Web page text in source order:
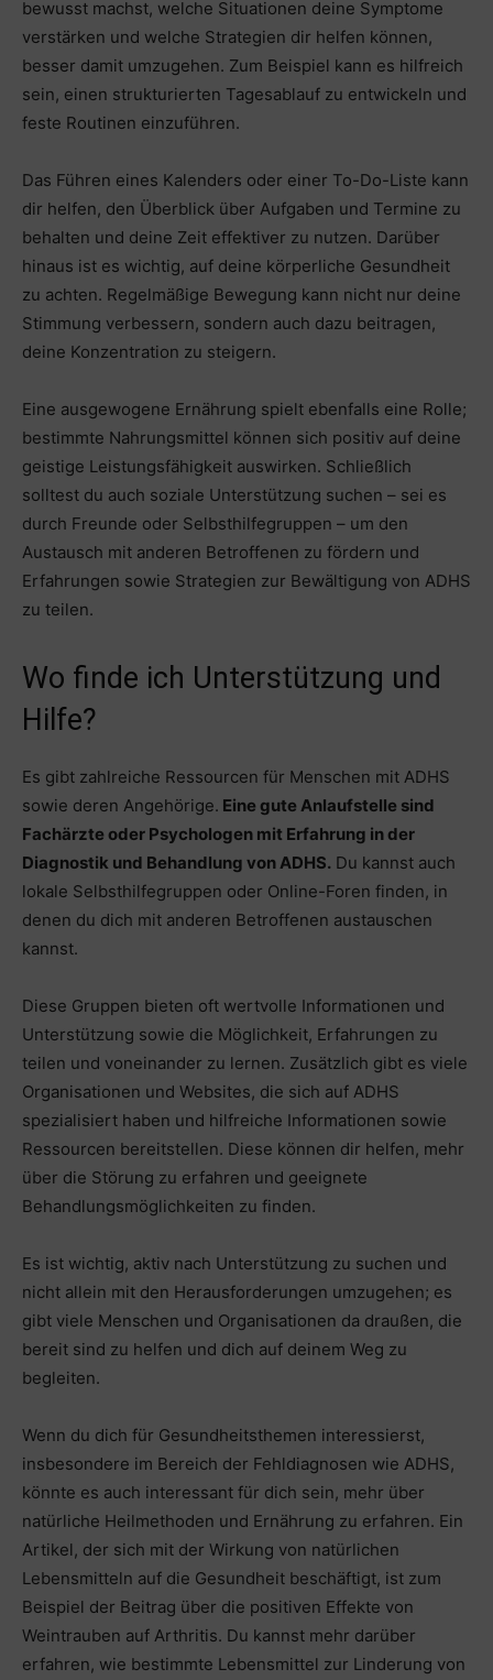
bewusst machst, welche Situationen deine Symptome
verstärken und welche Strategien dir helfen können,
besser damit umzugehen. Zum Beispiel kann es hilfreich
sein, einen strukturierten Tagesablauf zu entwickeln und
feste Routinen einzuführen.
Das Führen eines Kalenders oder einer To-Do-Liste kann
dir helfen, den Überblick über Aufgaben und Termine zu
behalten und deine Zeit effektiver zu nutzen. Darüber
hinaus ist es wichtig, auf deine körperliche Gesundheit
zu achten. Regelmäßige Bewegung kann nicht nur deine
Stimmung verbessern, sondern auch dazu beitragen,
deine Konzentration zu steigern.
Eine ausgewogene Ernährung spielt ebenfalls eine Rolle;
bestimmte Nahrungsmittel können sich positiv auf deine
geistige Leistungsfähigkeit auswirken. Schließlich
solltest du auch soziale Unterstützung suchen – sei es
durch Freunde oder Selbsthilfegruppen – um den
Austausch mit anderen Betroffenen zu fördern und
Erfahrungen sowie Strategien zur Bewältigung von ADHS
zu teilen.
Wo finde ich Unterstützung und
Hilfe?
Es gibt zahlreiche Ressourcen für Menschen mit ADHS
sowie deren Angehörige. Eine gute Anlaufstelle sind
Fachärzte oder Psychologen mit Erfahrung in der
Diagnostik und Behandlung von ADHS. Du kannst auch
lokale Selbsthilfegruppen oder Online-Foren finden, in
denen du dich mit anderen Betroffenen austauschen
kannst.
Diese Gruppen bieten oft wertvolle Informationen und
Unterstützung sowie die Möglichkeit, Erfahrungen zu
teilen und voneinander zu lernen. Zusätzlich gibt es viele
Organisationen und Websites, die sich auf ADHS
spezialisiert haben und hilfreiche Informationen sowie
Ressourcen bereitstellen. Diese können dir helfen, mehr
über die Störung zu erfahren und geeignete
Behandlungsmöglichkeiten zu finden.
Es ist wichtig, aktiv nach Unterstützung zu suchen und
nicht allein mit den Herausforderungen umzugehen; es
gibt viele Menschen und Organisationen da draußen, die
bereit sind zu helfen und dich auf deinem Weg zu
begleiten.
Wenn du dich für Gesundheitsthemen interessierst,
insbesondere im Bereich der Fehldiagnosen wie ADHS,
könnte es auch interessant für dich sein, mehr über
natürliche Heilmethoden und Ernährung zu erfahren. Ein
Artikel, der sich mit der Wirkung von natürlichen
Lebensmitteln auf die Gesundheit beschäftigt, ist zum
Beispiel der Beitrag über die positiven Effekte von
Weintrauben auf Arthritis. Du kannst mehr darüber
erfahren, wie bestimmte Lebensmittel zur Linderung von